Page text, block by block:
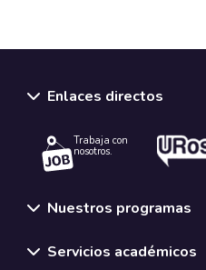
Enlaces directos
Trabaja con
nosotros.
Nuestros programas
Servicios académicos